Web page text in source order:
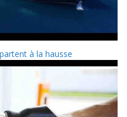
à la hausse